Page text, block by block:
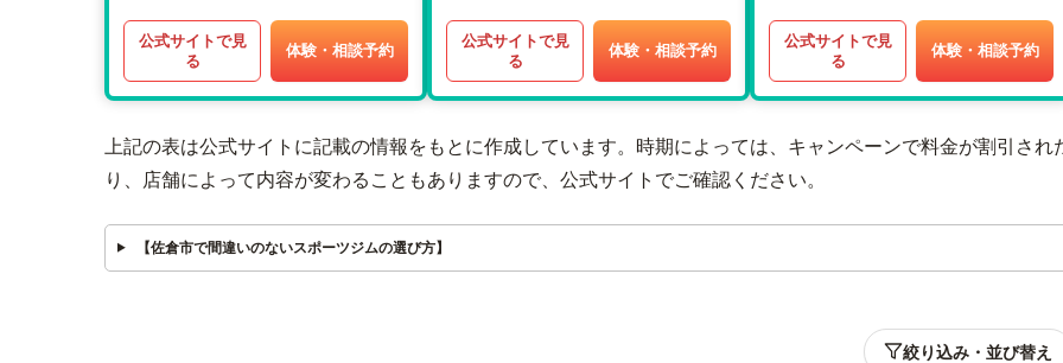
公式サイトで見
る
体験・相談予約
公式サイトで見
る
体験・相談予約
公式サイトで見
る
体験・相談予約
上記の表は公式サイトに記載の情報をもとに作成しています。時期によっては、キャンペーンで料金が割引され
り、店舗によって内容が変わることもありますので、公式サイトでご確認ください。
【佐倉市で間違いのないスポーツジムの選び方】
絞り込み・並び替え